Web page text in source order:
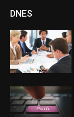
DNES